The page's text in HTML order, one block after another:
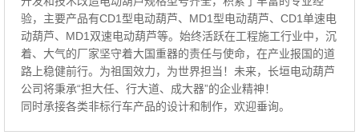
验，主要产品有CD1型电动葫芦、MD1型电动葫芦、CD1单速电
动葫芦、MD1双速电动葫芦等。始终活跃在工程施工行业中，沉
着、大气的厂家坚守着大国重器的责任与使命，在产业报国的道
路上稳健前行。为祖国效力，为世界担当！未来，长垣电动葫芦
公司将秉承“担大任、行大道、成大器”的企业精神！
同时承接各类非标行车产品的设计和制作，欢迎垂询。